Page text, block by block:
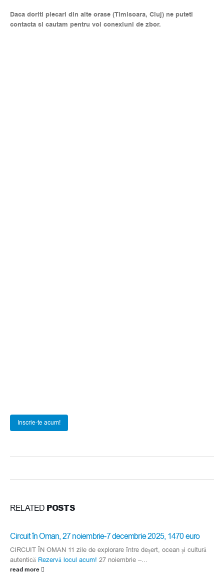
Daca doriti plecari din alte orase (Timisoara, Cluj) ne puteti
contacta si cautam pentru voi conexiuni de zbor.
Inscrie-te acum!
RELATED POSTS
Circuit în Oman, 27 noiembrie-7 decembrie 2025, 1470 euro
CIRCUIT ÎN OMAN 11 zile de explorare între deșert, ocean și cultură
autentică Rezervă locul acum! 27 noiembrie –...
read more